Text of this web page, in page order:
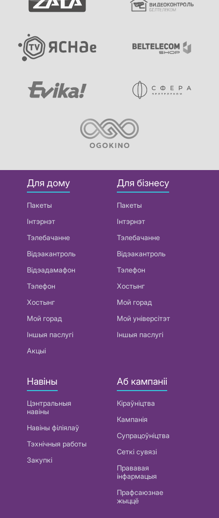
Для дому
Пакеты
Інтэрнэт
Тэлебачанне
Відэакантроль
Відэадамафон
Тэлефон
Хостынг
Мой горад
Іншыя паслугі
Акцыі
Для бізнесу
Пакеты
Інтэрнэт
Тэлебачанне
Відэакантроль
Тэлефон
Хостынг
Мой горад
Мой універсітэт
Іншыя паслугі
Навіны
Цэнтральныя
навіны
Навіны філіялаў
Тэхнічныя работы
Закупкі
Аб кампаніі
Кіраўніцтва
Кампанія
Супрацоўніцтва
Сеткі сувязі
Прававая
інфармацыя
Прафсаюзнае
жыццё